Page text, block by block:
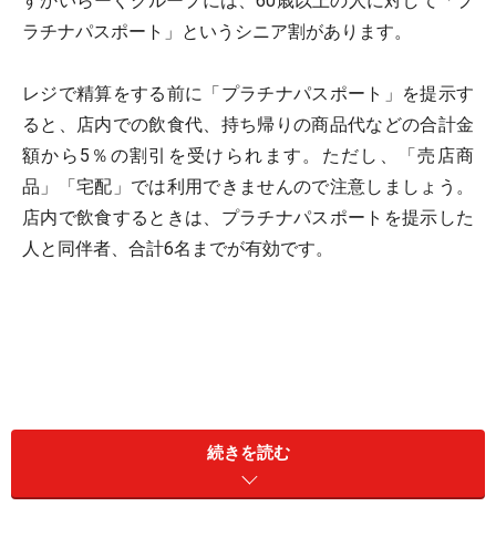
ラチナパスポート」というシニア割があります。
レジで精算をする前に「プラチナパスポート」を提示す
ると、店内での飲食代、持ち帰りの商品代などの合計金
額から5％の割引を受けられます。ただし、「売店商
品」「宅配」では利用できませんので注意しましょう。
店内で飲食するときは、プラチナパスポートを提示した
人と同伴者、合計6名までが有効です。
続きを読む